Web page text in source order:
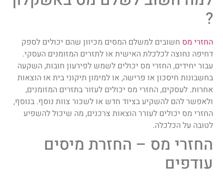
?
החזרי מס חשובים למשלם המסים מכיוון שהם יכולים לספק
דחיפה נחוצה לכלכלת האישית או לתזרים המזומנים העסקי.
עבור יחידים, החזרי מס יכולים לשמש לפירעון חובות, השקעה
בחשבונות חיסכון או פרישה, או למימון תיקוני בית או הוצאות
אחרות. לעסקים, החזרי מס יכולים לעזור בתזרים המזומנים,
ולאפשר להם להשקיע בציוד חדש או לשכור צוות נוסף. בנוסף,
החזרי מס יכולים לעורר הוצאות צרכנים, מה שיכול להשפיע
לטובה על הכלכלה.
החזרי מס – החזרת מיסים
עודפים